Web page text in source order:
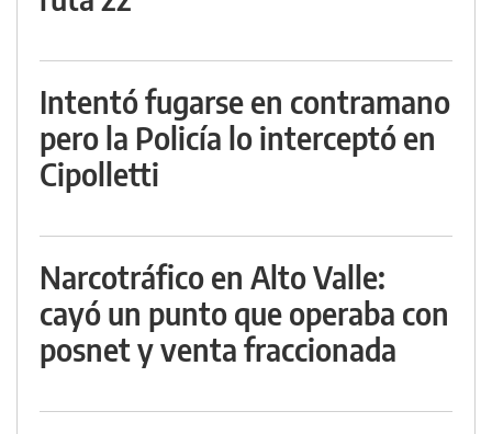
Intentó fugarse en contramano
pero la Policía lo interceptó en
Cipolletti
Narcotráfico en Alto Valle:
cayó un punto que operaba con
posnet y venta fraccionada